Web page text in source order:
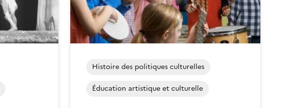
Histoire des politiques culturelles
Éducation artistique et culturelle